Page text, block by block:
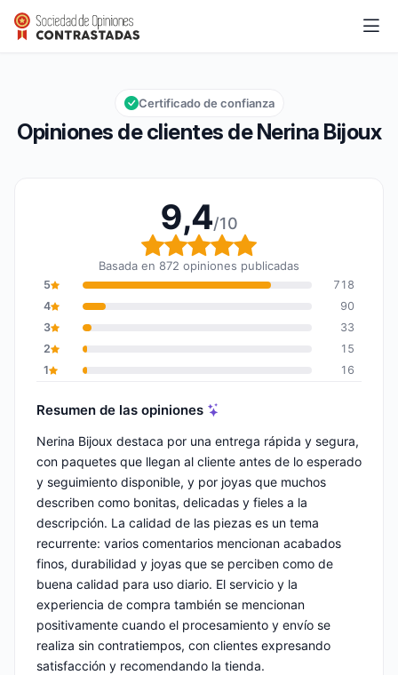
Nerina Bijoux
Calificación global: 9,4 de 10
9,4/10
Opiniones de clientes de Nerina Bijoux
Certificado de confianza
9,4/10
Calificación global: 9,4
Basada en 872 opiniones publicadas
5
718
4
90
3
33
2
15
1
16
Resumen de las opiniones
Nerina Bijoux destaca por una entrega rápida y segura,
con paquetes que llegan al cliente antes de lo esperado
y seguimiento disponible, y por joyas que muchos
describen como bonitas, delicadas y fieles a la
descripción. La calidad de las piezas es un tema
recurrente: varios comentarios mencionan acabados
finos, durabilidad y joyas que se perciben como de
buena calidad para uso diario. El servicio y la
experiencia de compra también se mencionan
positivamente cuando el procesamiento y envío se
realiza sin contratiempos, con clientes expresando
satisfacción y recomendando la tienda.